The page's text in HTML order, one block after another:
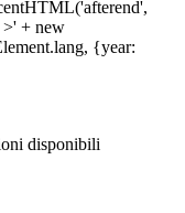
disponibili